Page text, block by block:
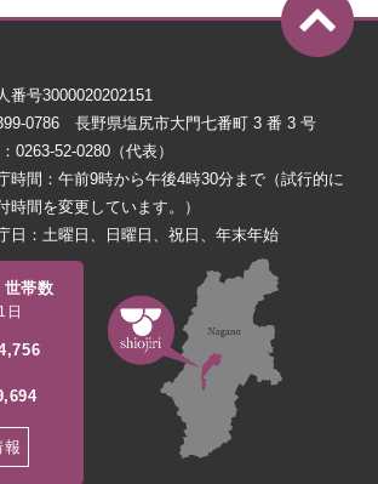
番号3000020202151
0786 長野県塩尻市大門七番町 3 番 3 号
0263-52-0280（代表）
時間：午前9時から午後4時30分まで（試行的に
時間を変更しています。）
日：土曜日、日曜日、祝日、年末年始
世帯数
日
報